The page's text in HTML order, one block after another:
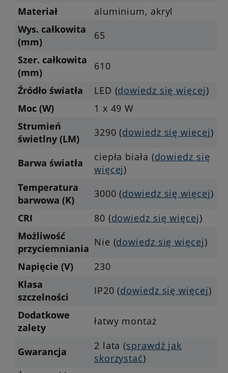
Materiał
aluminium, akryl
Wys. całkowita
(mm)
65
Szer. całkowita
(mm)
610
Źródło światła
LED (dowiedz się więcej)
Moc (W)
1 x 49 W
Strumień
świetlny (LM)
3290 (dowiedz się więcej)
Barwa światła ciepła biała (dowiedz się
więcej)
Temperatura
barwowa (K)
3000 (dowiedz się więcej)
CRI
80 (dowiedz się więcej)
Możliwość
przyciemniania
Nie (dowiedz się więcej)
Napięcie (V)
230
Klasa
szczelności
IP20 (dowiedz się więcej)
Dodatkowe
zalety
łatwy montaż
Gwarancja 2 lata (sprawdź jak
skorzystać)